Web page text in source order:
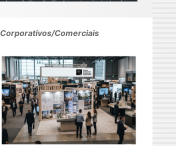
Corporativos/Comerciais